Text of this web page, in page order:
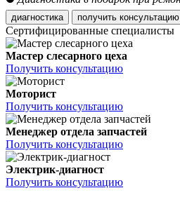
диагностика получить консультацию
Сертифицированные специалисты
Мастер слесарного цеха
Получить консультацию
Моторист
Получить консультацию
Менеджер отдела запчастей
Получить консультацию
Электрик-диагност
Получить консультацию